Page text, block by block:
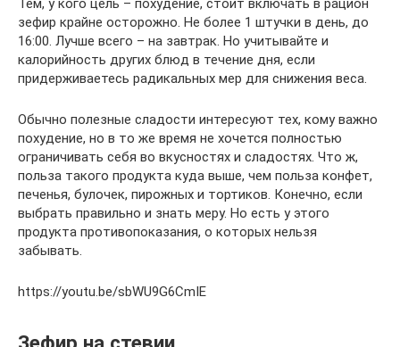
Тем, у кого цель – похудение, стоит включать в рацион
зефир крайне осторожно. Не более 1 штучки в день, до
16:00. Лучше всего – на завтрак. Но учитывайте и
калорийность других блюд в течение дня, если
придерживаетесь радикальных мер для снижения веса.
Обычно полезные сладости интересуют тех, кому важно
похудение, но в то же время не хочется полностью
ограничивать себя во вкусностях и сладостях. Что ж,
польза такого продукта куда выше, чем польза конфет,
печенья, булочек, пирожных и тортиков. Конечно, если
выбрать правильно и знать меру. Но есть у этого
продукта противопоказания, о которых нельзя
забывать.
https://youtu.be/sbWU9G6CmIE
Зефир на стевии